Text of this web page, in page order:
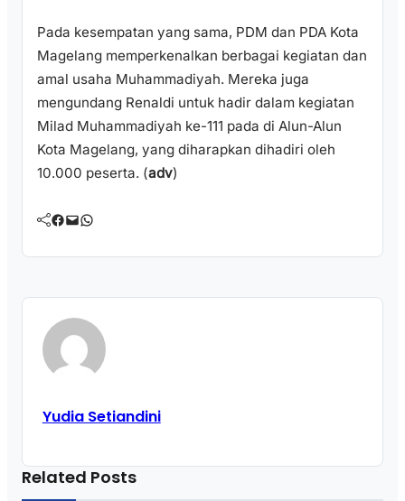
Pada kesempatan yang sama, PDM dan PDA Kota
Magelang memperkenalkan berbagai kegiatan dan
amal usaha Muhammadiyah. Mereka juga
mengundang Renaldi untuk hadir dalam kegiatan
Milad Muhammadiyah ke-111 pada di Alun-Alun
Kota Magelang, yang diharapkan dihadiri oleh
10.000 peserta. (adv)
Facebook Mail WhatsApp
Yudia Setiandini
Related Posts